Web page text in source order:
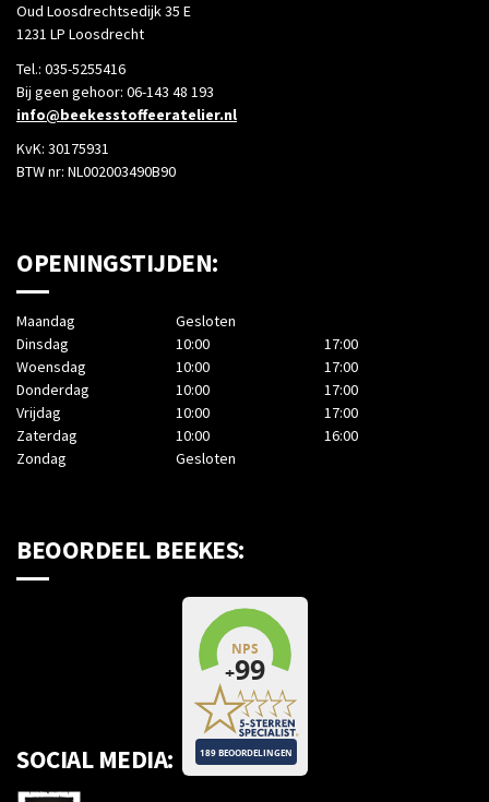
Oud Loosdrechtsedijk 35 E
1231 LP Loosdrecht
Tel.: 035-5255416
Bij geen gehoor: 06-143 48 193
info@beekesstoffeeratelier.nl
KvK: 30175931
BTW nr: NL002003490B90
OPENINGSTIJDEN:
Maandag
Gesloten
Dinsdag
10:00
17:00
Woensdag
10:00
17:00
Donderdag
10:00
17:00
Vrijdag
10:00
17:00
Zaterdag
10:00
16:00
Zondag
Gesloten
BEOORDEEL BEEKES:
SOCIAL MEDIA: